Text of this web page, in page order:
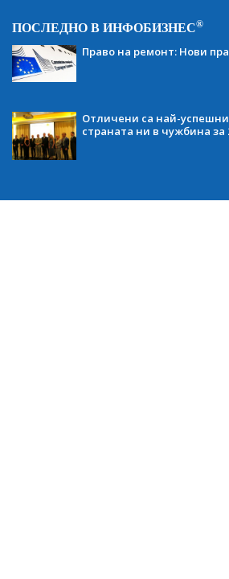
ПОСЛЕДНО В ИНФОБИЗНЕС®
Право на ремонт: Нови
Отличени са най-
страната ни в чужбина за